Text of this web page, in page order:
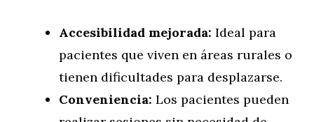
Accesibilidad mejorada: Ideal para
pacientes que viven en áreas rurales o
tienen dificultades para desplazarse.
Conveniencia: Los pacientes pueden